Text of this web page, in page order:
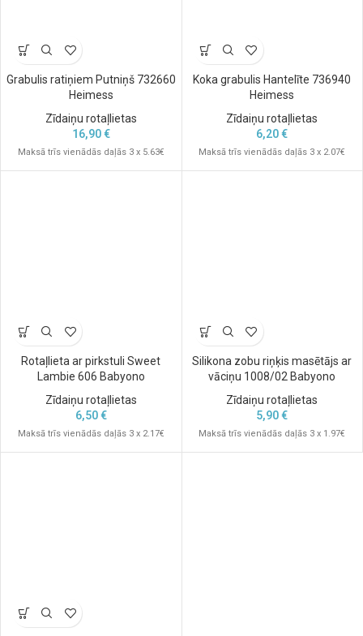
Grabulis ratiņiem Putniņš 732660
Heimess
Zīdaiņu rotaļlietas
16,90€
Maksā trīs vienādās daļās 3 x 5.63€
Koka grabulis Hantelīte 736940
Heimess
Zīdaiņu rotaļlietas
6,20€
Maksā trīs vienādās daļās 3 x 2.07€
Rotaļlieta ar pirkstuli Sweet
Lambie 606 Babyono
Zīdaiņu rotaļlietas
6,50€
Maksā trīs vienādās daļās 3 x 2.17€
Silikona zobu riņķis masētājs ar
vāciņu 1008/02 Babyono
Zīdaiņu rotaļlietas
5,90€
Maksā trīs vienādās daļās 3 x 1.97€